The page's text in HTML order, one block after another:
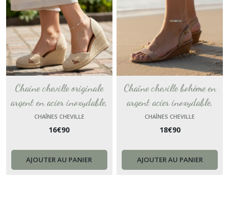
Chaine cheville originale
argent en acier inoxydable,
bijou femme Bijou de cheville
bijou fine chaine argent fait
CHAÎNES CHEVILLE
16€90
AJOUTER AU PANIER
Chaîne cheville bohème en
argent acier inoxydable,
bracelet de cheville fait main
orné d'une perle nacrée
CHAÎNES CHEVILLE
18€90
AJOUTER AU PANIER